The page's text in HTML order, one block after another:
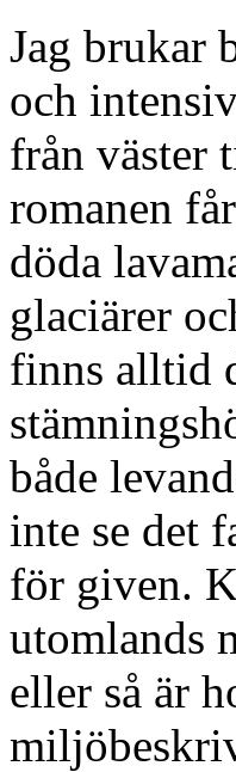
Jag brukar
och
från väster
romanen
döda
glaciärer
finns alltid
både
inte se det
för given.
utomlands
eller så är